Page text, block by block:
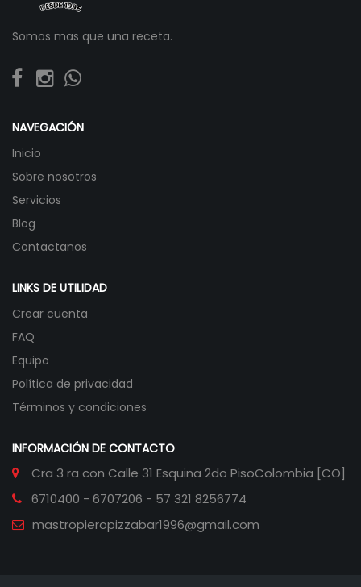
Somos mas que una receta.
NAVEGACIÓN
Inicio
Sobre nosotros
Servicios
Blog
Contactanos
LINKS DE UTILIDAD
Crear cuenta
FAQ
Equipo
Política de privacidad
Términos y condiciones
INFORMACIÓN DE CONTACTO
Cra 3 ra con Calle 31 Esquina 2do PisoColombia [CO]
6710400 - 6707206 - 57 321 8256774
mastropieropizzabar1996@gmail.com